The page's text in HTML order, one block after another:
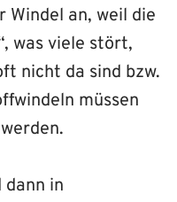
Windel an, weil die
was viele stört,
nicht da sind bzw.
müssen
dann in